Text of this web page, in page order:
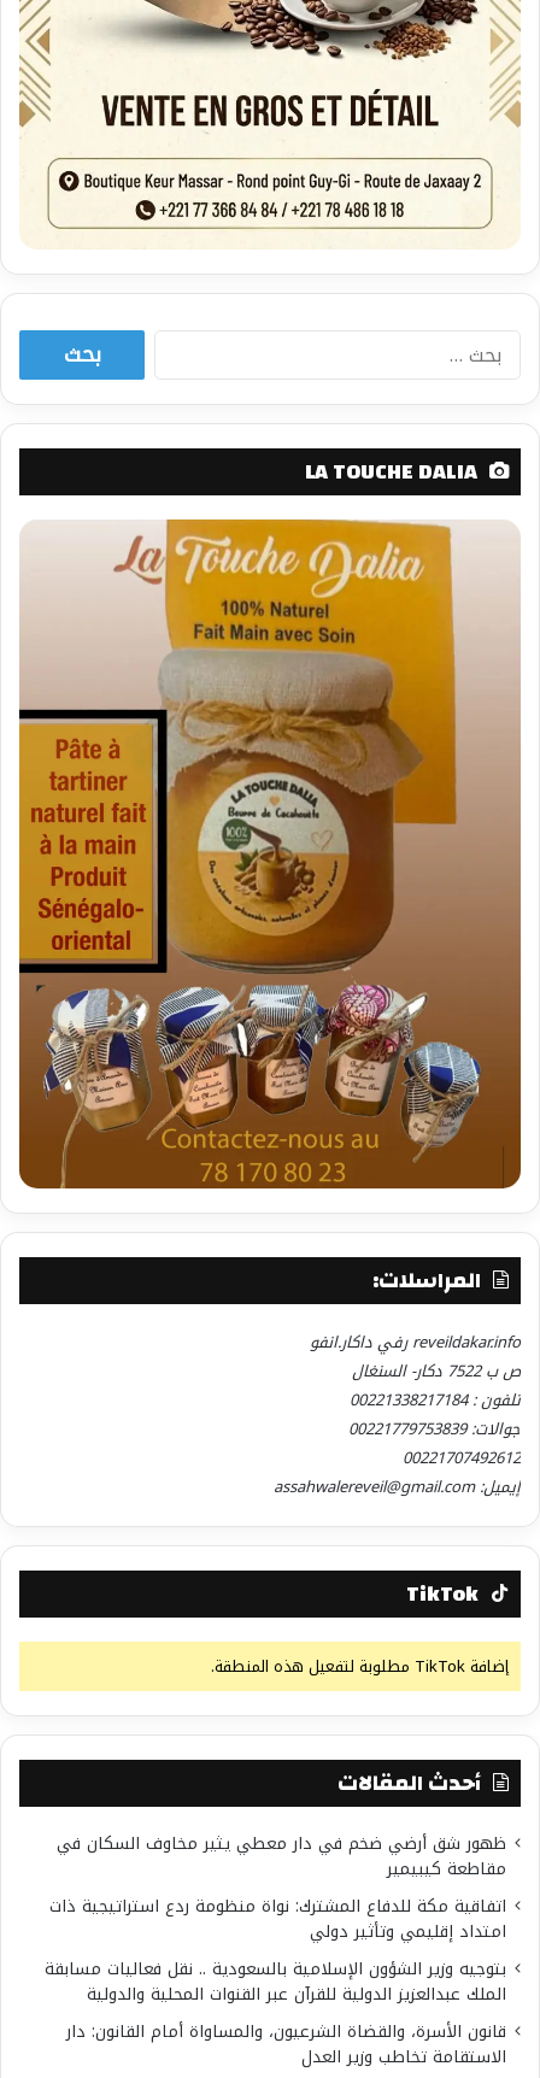
البحث
LA TOUCHE DALIA
المراسلات:
reveildakar.info رفي داكار.انفو
ص ب 7522 دكار- السنغال
تلفون : 00221338217184
جوالات: 00221779753839
00221707492612
إيميل: assahwalereveil@gmail.com
TikTok
إضافة TikTok مطلوبة لتفعيل هذه المنطقة.
أحدث المقالات
ظهور شق أرضي ضخم في دار معطي يثير مخاوف السكان في
مقاطعة كيبيمير
اتفاقية مكة للدفاع المشترك: نواة منظومة ردع استراتيجية ذات
امتداد إقليمي وتأثير دولي
بتوجيه وزير الشؤون الإسلامية بالسعودية .. نقل فعاليات مسابقة
الملك عبدالعزيز الدولية للقرآن عبر القنوات المحلية والدولية
قانون الأسرة، والقضاة الشرعيون، والمساواة أمام القانون: دار
الاستقامة تخاطب وزير العدل